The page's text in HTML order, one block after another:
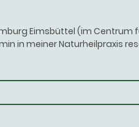
Eimsbüttel (im Centrum
in meiner Naturheilpraxis